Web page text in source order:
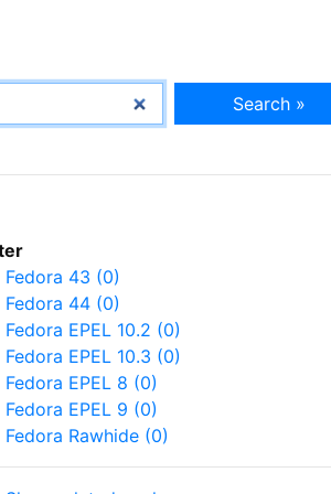
Search »
Fedora 43 (0)
Fedora 44 (0)
Fedora EPEL 10.2 (0)
Fedora EPEL 10.3 (0)
Fedora EPEL 8 (0)
Fedora EPEL 9 (0)
Fedora Rawhide (0)